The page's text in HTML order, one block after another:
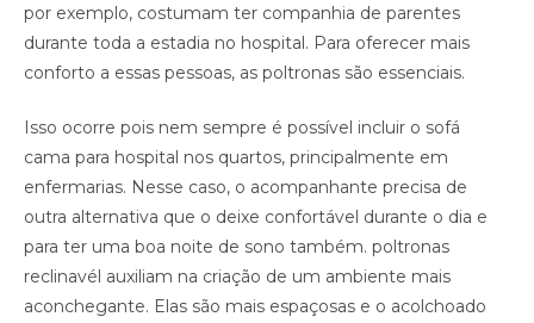
por exemplo, costumam ter companhia de parentes
durante toda a estadia no hospital. Para oferecer mais
conforto a essas pessoas, as poltronas são essenciais.
Isso ocorre pois nem sempre é possível incluir o sofá
cama para hospital nos quartos, principalmente em
enfermarias. Nesse caso, o acompanhante precisa de
outra alternativa que o deixe confortável durante o dia e
para ter uma boa noite de sono também. poltronas
reclinavél auxiliam na criação de um ambiente mais
aconchegante. Elas são mais espaçosas e o acolchoado